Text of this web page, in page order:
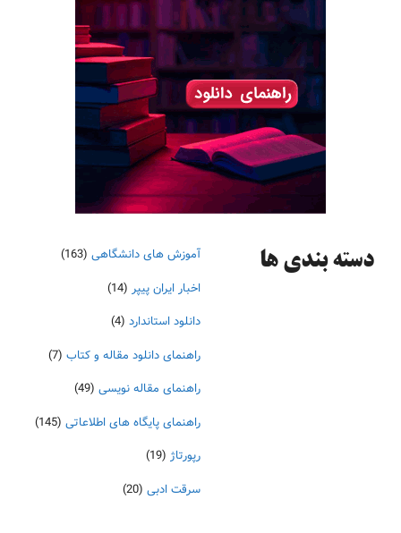
دسته‌ بندی ها آموزش های دانشگاهی (163)
اخبار ایران پیپر (14)
دانلود استاندارد (4)
راهنمای دانلود مقاله و کتاب (7)
راهنمای مقاله نویسی (49)
راهنمای پایگاه های اطلاعاتی (145)
رپورتاژ (19)
سرقت ادبی (20)